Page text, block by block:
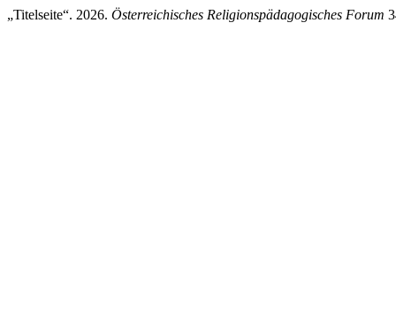
„Titelseite“. 2026. Österreichisches Religionspädagogisches Forum